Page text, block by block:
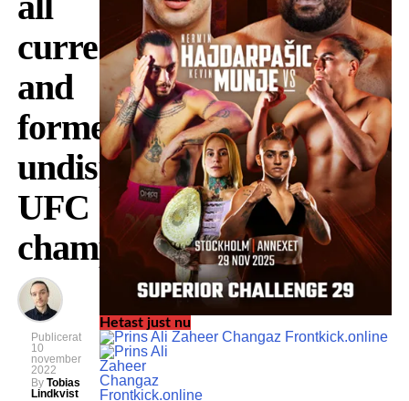
current
and
former
undisputed
UFC
champions
Publicerat
10
november
2022
By Tobias
Lindkvist
Hetast just nu